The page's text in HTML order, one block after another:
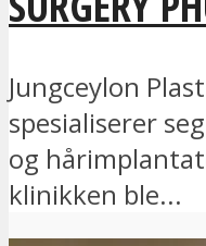
Jungceylon
spesialiserer
og
klinikken ble...